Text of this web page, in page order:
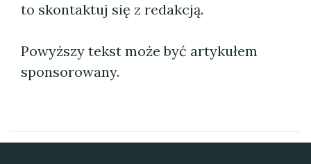
to skontaktuj się z redakcją.
Powyższy tekst może być artykułem
sponsorowany.